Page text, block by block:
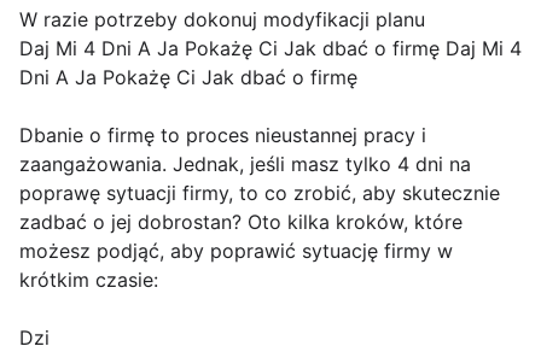
W razie potrzeby dokonuj modyfikacji planu
Daj Mi 4 Dni A Ja Pokażę Ci Jak dbać o firmę Daj Mi 4
Dni A Ja Pokażę Ci Jak dbać o firmę
Dbanie o firmę to proces nieustannej pracy i
zaangażowania. Jednak, jeśli masz tylko 4 dni na
poprawę sytuacji firmy, to co zrobić, aby skutecznie
zadbać o jej dobrostan? Oto kilka kroków, które
możesz podjąć, aby poprawić sytuację firmy w
krótkim czasie:
Dzi